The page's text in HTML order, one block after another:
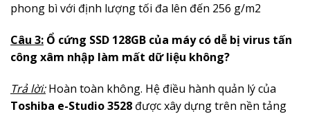
phong bì với định lượng tối đa lên đến 256 g/m2
Câu 3: Ổ cứng SSD 128GB của máy có dễ bị virus tấn
công xâm nhập làm mất dữ liệu không?
Trả lời:Hoàn toàn không. Hệ điều hành quản lý của
Toshiba e-Studio 3528 được xây dựng trên nền tảng